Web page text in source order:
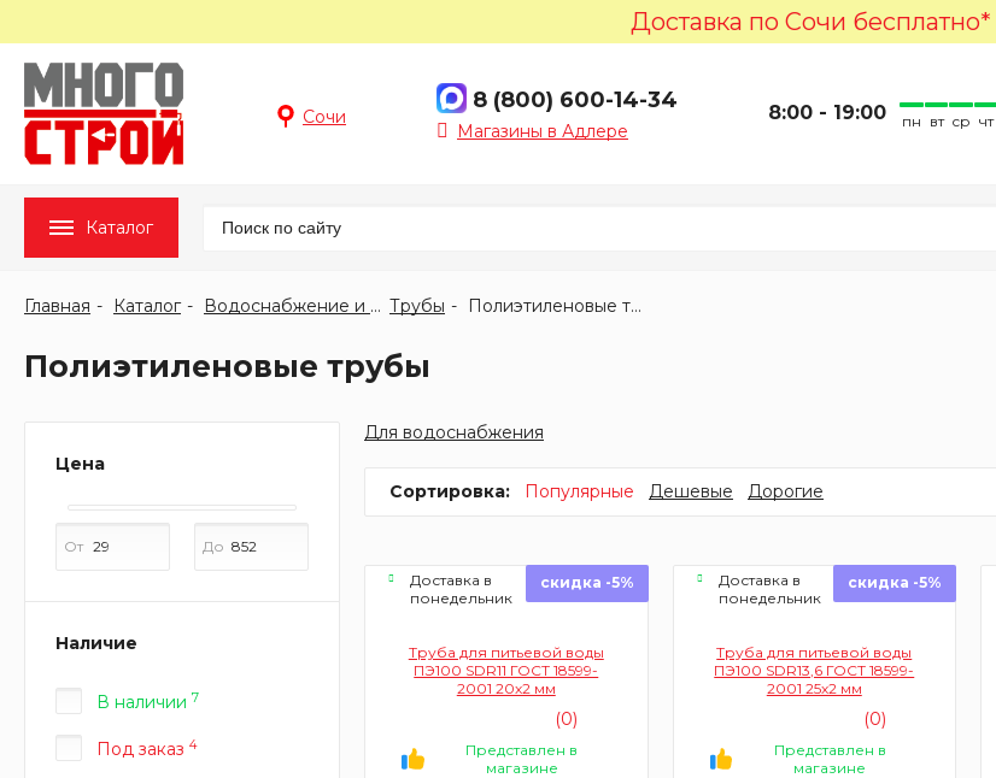
Доставка по Сочи бесплатно*
Сочи
8 (800) 600-14-34
Магазины в Адлере
8:00 - 19:00 пн вт ср чт
Каталог
Главная Каталог Водоснабжение и отопление Трубы Полиэтиленовые трубы
Полиэтиленовые трубы
Цена
От До
Наличие
В наличии 7
Под заказ 4
Для водоснабжения
Сортировка: Популярные Дешевые Дорогие
Доставка в
понедельник
скидка -5%
Труба для питьевой воды
ПЭ100 SDR11 ГОСТ 18599-
2001 20х2 мм
(0)
Представлен в
магазине
Доставка в
понедельник
скидка -5%
Труба для питьевой воды
ПЭ100 SDR13,6 ГОСТ 18599-
2001 25х2 мм
(0)
Представлен в
магазине